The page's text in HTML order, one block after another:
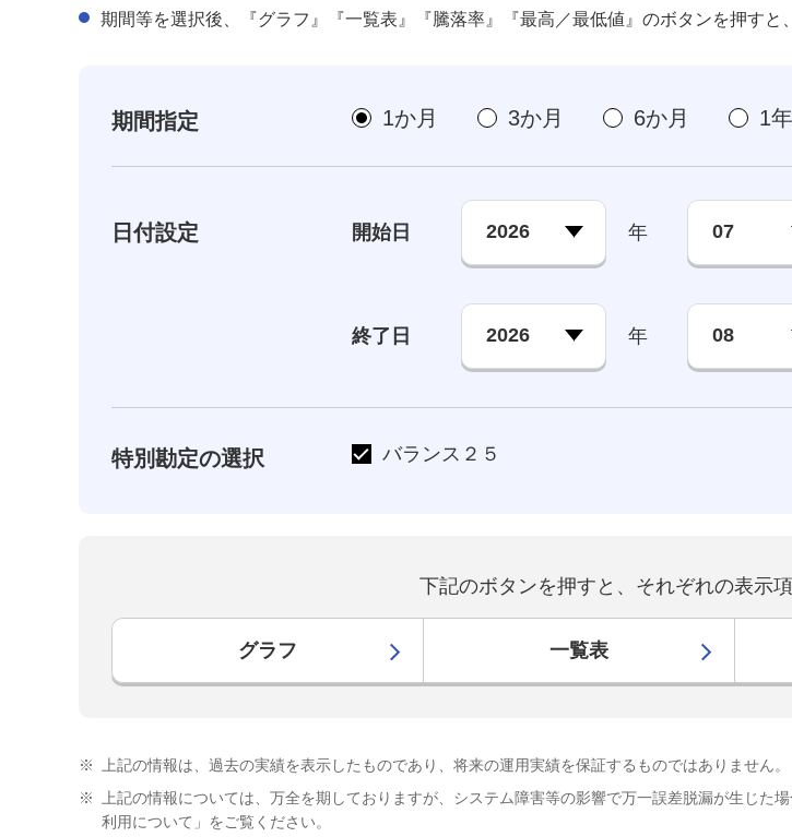
期間等を選択後、『グラフ』『一覧表』『騰落率』『最高／最低値』のボタンを押すと
期間指定 1か月 3か月 6か月 1年
日付設定 開始日 年
終了日 年
特別勘定の選択 バランス２５
下記のボタンを押すと、それぞれの表示
グラフ 一覧表
※
上記の情報は、過去の実績を表示したものであり、将来の運用実績を保証するものではありません。
※
上記の情報については、万全を期しておりますが、システム障害等の影響で万一誤差脱漏が生じ
利用について」をご覧ください。